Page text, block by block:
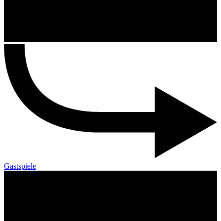
Gastspiele